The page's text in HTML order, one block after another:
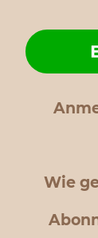
Wie